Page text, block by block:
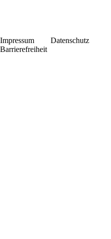
Impressum
Datenschutz
Barrierefreiheit